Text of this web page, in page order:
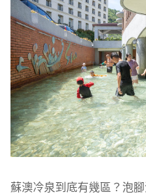
蘇澳冷泉到底有幾區？泡